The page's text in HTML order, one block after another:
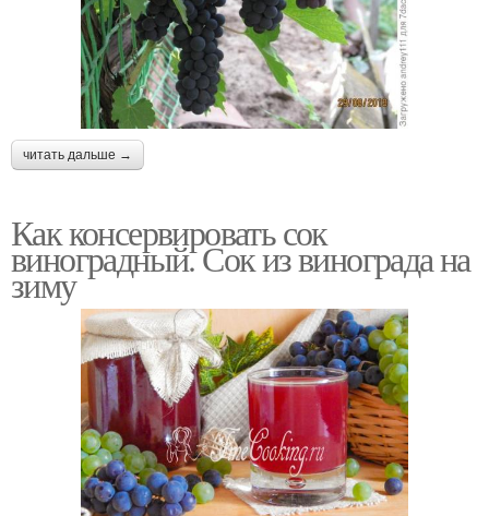
читать дальше →
Как консервировать сок
виноградный. Сок из винограда на
зиму